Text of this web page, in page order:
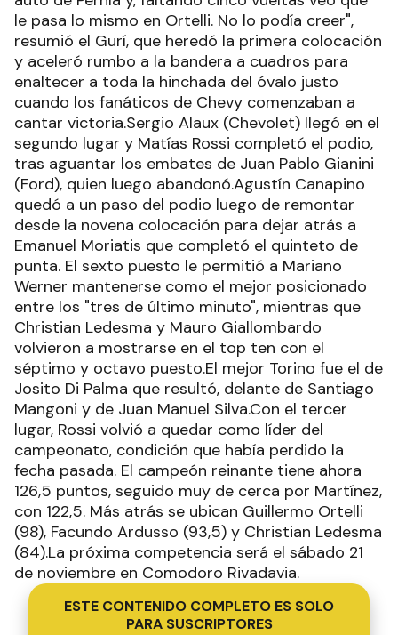
le pasa lo mismo en Ortelli. No lo podía creer",
resumió el Gurí, que heredó la primera colocación
y aceleró rumbo a la bandera a cuadros para
enaltecer a toda la hinchada del óvalo justo
cuando los fanáticos de Chevy comenzaban a
cantar victoria.Sergio Alaux (Chevolet) llegó en el
segundo lugar y Matías Rossi completó el podio,
tras aguantar los embates de Juan Pablo Gianini
(Ford), quien luego abandonó.Agustín Canapino
quedó a un paso del podio luego de remontar
desde la novena colocación para dejar atrás a
Emanuel Moriatis que completó el quinteto de
punta. El sexto puesto le permitió a Mariano
Werner mantenerse como el mejor posicionado
entre los "tres de último minuto", mientras que
Christian Ledesma y Mauro Giallombardo
volvieron a mostrarse en el top ten con el
séptimo y octavo puesto.El mejor Torino fue el de
Josito Di Palma que resultó, delante de Santiago
Mangoni y de Juan Manuel Silva.Con el tercer
lugar, Rossi volvió a quedar como líder del
campeonato, condición que había perdido la
fecha pasada. El campeón reinante tiene ahora
126,5 puntos, seguido muy de cerca por Martínez,
con 122,5. Más atrás se ubican Guillermo Ortelli
(98), Facundo Ardusso (93,5) y Christian Ledesma
(84).La próxima competencia será el sábado 21
de noviembre en Comodoro Rivadavia.
ESTE CONTENIDO COMPLETO ES SOLO
PARA SUSCRIPTORES